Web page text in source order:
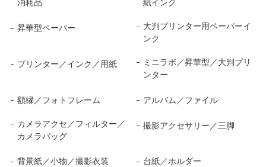
消耗品
紙インク
昇華型ペーパー
大判プリンター用ペーパーイ
ンク
プリンター／インク／用紙
ミニラボ／昇華型／大判プリ
ンター
額縁／フォトフレーム アルバム／ファイル
カメラアクセ／フィルター／
カメラバッグ
撮影アクセサリー／三脚
背景紙／小物／撮影衣装 台紙／ホルダー